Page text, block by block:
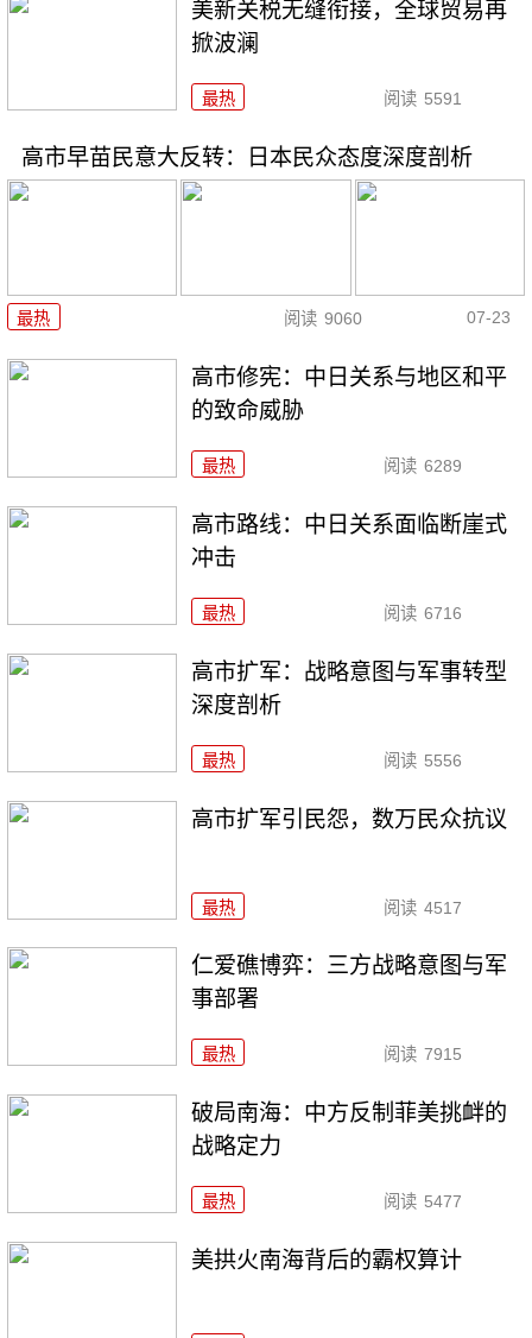
美新关税无缝衔接，全球贸易再
掀波澜
最热 阅读 5591
高市早苗民意大反转：日本民众态度深度剖析
最热 阅读 9060 07-23
高市修宪：中日关系与地区和平
的致命威胁
最热 阅读 6289
高市路线：中日关系面临断崖式
冲击
最热 阅读 6716
高市扩军：战略意图与军事转型
深度剖析
最热 阅读 5556
高市扩军引民怨，数万民众抗议
最热 阅读 4517
仁爱礁博弈：三方战略意图与军
事部署
最热 阅读 7915
破局南海：中方反制菲美挑衅的
战略定力
最热 阅读 5477
美拱火南海背后的霸权算计